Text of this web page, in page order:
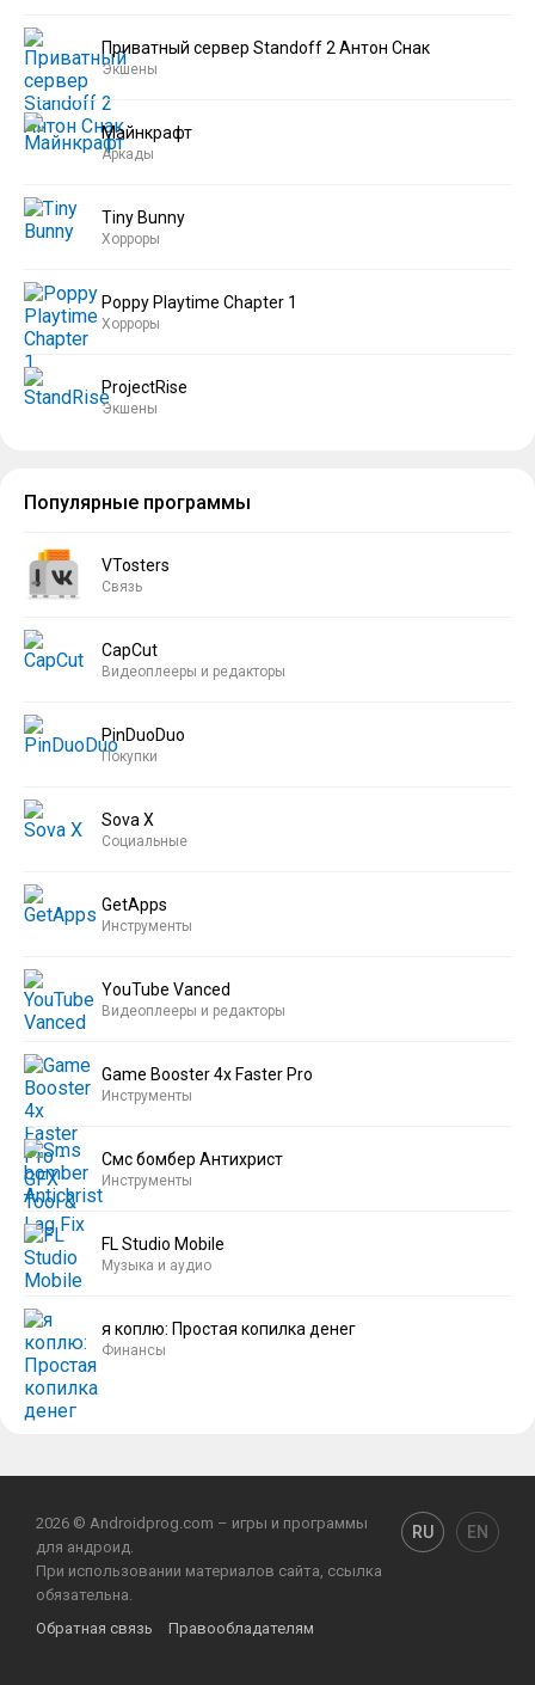
Приватный сервер Standoff 2 Антон Снак
Экшены
Майнкрафт
Аркады
Tiny Bunny
Хорроры
Poppy Playtime Chapter 1
Хорроры
ProjectRise
Экшены
Популярные программы
VTosters
Связь
CapCut
Видеоплееры и редакторы
PinDuoDuo
Покупки
Sova X
Социальные
GetApps
Инструменты
YouTube Vanced
Видеоплееры и редакторы
Game Booster 4x Faster Pro
Инструменты
Смс бомбер Антихрист
Инструменты
FL Studio Mobile
Музыка и аудио
я коплю: Простая копилка денег
Финансы
2026 © Androidprog.com – игры и программы
для андроид.
При использовании материалов сайта, ссылка
обязательна.
Обратная связь
Правообладателям
RU EN